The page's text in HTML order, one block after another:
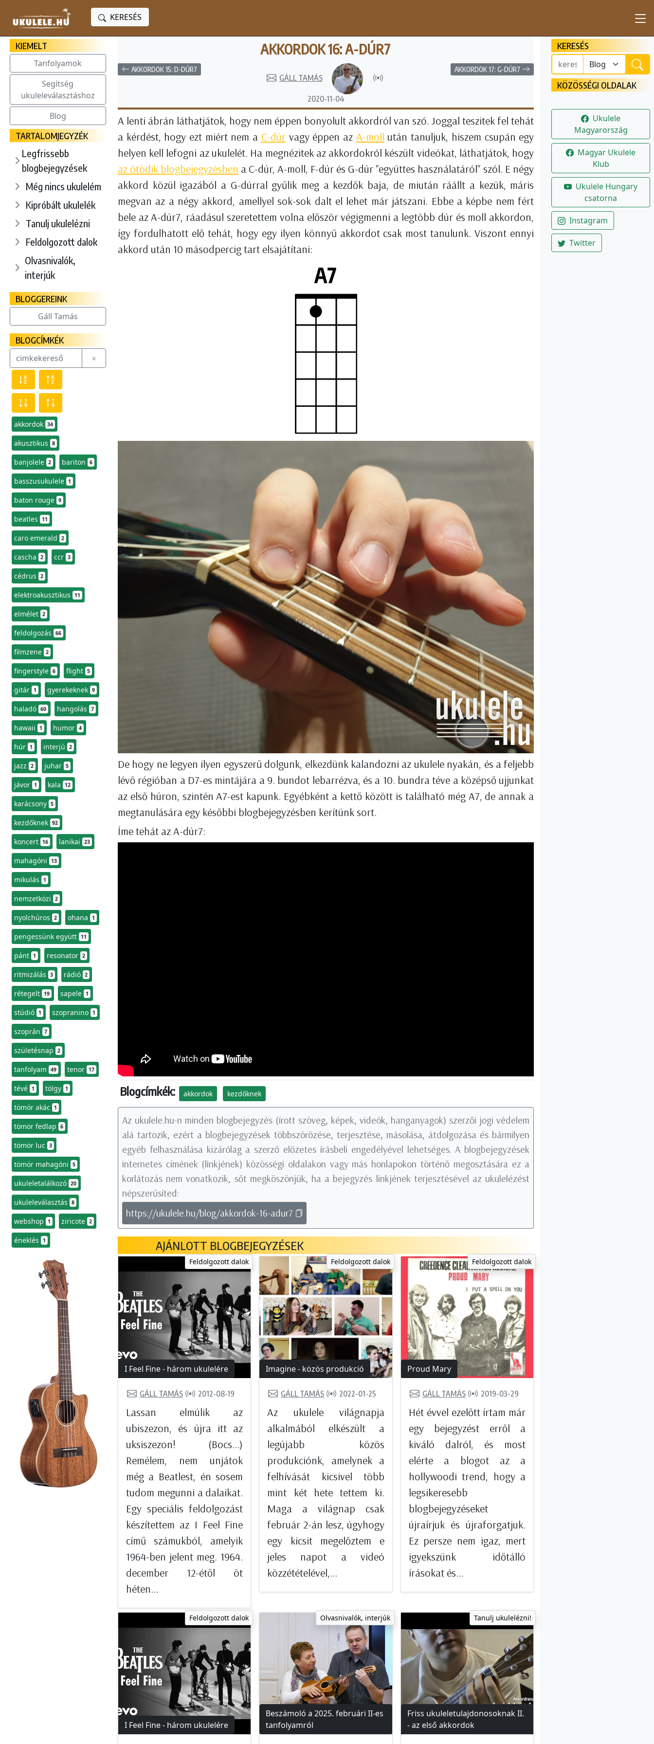
KERESÉS
KERESÉS
KÖZÖSSÉGI OLDALAK
Ukulele
Magyarország
Magyar Ukulele
Klub
Ukulele Hungary
csatorna
Instagram
Twitter
KIEMELT
Tanfolyamok
Segítség
ukuleleválasztáshoz
Blog
TARTALOMJEGYZÉK
Legfrissebb
blogbejegyzések
Még nincs ukulelém
Kipróbált ukulelék
Tanulj ukulelézni
Feldolgozott dalok
Olvasnivalók,
interjúk
BLOGGEREINK
Gáll Tamás
BLOGCÍMKÉK
akkordok 34
akusztikus 8
banjolele 2 bariton 6
basszusukulele 1
baton rouge 9
beatles 11
caro emerald 2
cascha 2 ccr 3
cédrus 2
elektroakusztikus 11
elmélet 2
feldolgozás 66
filmzene 2
fingerstyle 6 flight 5
gitár 1 gyerekeknek 9
haladó 60 hangolás 7
hawaii 1 humor 4
húr 1 interjú 2
jazz 2 juhar 5
jávor 1 kala 12
karácsony 5
kezdőknek 92
koncert 16 lanikai 23
mahagóni 13
mikulás 1
nemzetközi 2
nyolchúros 2 ohana 1
pengessünk együtt 11
pánt 1 resonator 2
ritmizálás 3 rádió 2
rétegelt 19 sapele 1
stúdió 1 szopranino 1
szoprán 7
születésnap 2
tanfolyam 49 tenor 17
tévé 1 tölgy 1
tömör akác 1
tömör fedlap 6
tömör luc 3
tömör mahagóni 5
ukuleletalálkozó 20
ukuleleválasztás 8
webshop 1 ziricote 2
éneklés 1
AKKORDOK 16: A-DÚR7
AKKORDOK 15: D-DÚR7
GÁLL TAMÁS
2020-11-04
AKKORDOK 17: G-DÚR7
A lenti ábrán láthatjátok, hogy nem éppen bonyolult akkordról van szó. Joggal teszitek fel tehát
a kérdést, hogy ezt miért nem a C-dúrvagy éppen az A-moll után tanuljuk, hiszem csupán egy
helyen kell lefogni az ukulelét. Ha megnézitek az akkordokról készült videókat, láthatjátok, hogy
az ötödik blogbejegyzésben a C-dúr, A-moll, F-dúr és G-dúr "együttes használatáról" szól. E négy
akkord közül igazából a G-dúrral gyűlik meg a kezdők baja, de miután ráállt a kezük, máris
megvan az a négy akkord, amellyel sok-sok dalt el lehet már játszani. Ebbe a képbe nem fért
bele az A-dúr7, ráadásul szeretettem volna először végigmenni a legtöbb dúr és moll akkordon,
így fordulhatott elő tehát, hogy egy ilyen könnyű akkordot csak most tanulunk. Viszont ennyi
akkord után 10 másodpercig tart elsajátítani:
De hogy ne legyen ilyen egyszerű dolgunk, elkezdünk kalandozni az ukulele nyakán, és a feljebb
lévő régióban a D7-es mintájára a 9. bundot lebarrézva, és a 10. bundra téve a középső ujjunkat
az első húron, szintén A7-est kapunk. Egyébként a kettő között is található még A7, de annak a
megtanulására egy későbbi blogbejegyzésben kerítünk sort.
Íme tehát az A-dúr7:
Blogcímkék: akkordok kezdőknek
Az ukulele.hu-n minden blogbejegyzés (írott szöveg, képek, videók, hanganyagok) szerzői jogi védelem
alá tartozik, ezért a blogbejegyzések többszörözése, terjesztése, másolása, átdolgozása és bármilyen
egyéb felhasználása kizárólag a szerző előzetes írásbeli engedélyével lehetséges. A blogbejegyzések
internetes címének (linkjének) közösségi oldalakon vagy más honlapokon történő megosztására ez a
korlátozás nem vonatkozik, sőt megköszönjük, ha a bejegyzés linkjének terjesztésével az ukulelézést
népszerűsíted:
https://ukulele.hu/blog/akkordok-16-adur7
AJÁNLOTT BLOGBEJEGYZÉSEK
Feldolgozott dalok
I Feel Fine - három ukulelére
GÁLL TAMÁS 2012-08-19
Lassan elmúlik az
ubiszezon, és újra itt az
uksiszezon! (Bocs...)
Remélem, nem unjátok
még a Beatlest, én sosem
tudom megunni a dalaikat.
Egy speciális feldolgozást
készítettem az I Feel Fine
című számukból, amelyik
1964-ben jelent meg. 1964.
december 12-étől öt
héten...
Feldolgozott dalok
Imagine - közös produkció
GÁLL TAMÁS 2022-01-25
Az ukulele világnapja
alkalmából elkészült a
legújabb közös
produkciónk, amelynek a
felhívását kicsivel több
mint két hete tettem ki.
Maga a világnap csak
február 2-án lesz, úgyhogy
egy kicsit megelőztem e
jeles napot a videó
közzétételével,...
Feldolgozott dalok
Proud Mary
GÁLL TAMÁS 2019-03-29
Hét évvel ezelőtt írtam már
egy bejegyzést erről a
kiváló dalról, és most
elérte a blogot az a
hollywoodi trend, hogy a
legsikeresebb
blogbejegyzéseket
újraírjuk és újraforgatjuk.
Ez persze nem igaz, mert
igyekszünk időtálló
írásokat és...
Feldolgozott dalok
I Feel Fine - három ukulelére
Olvasnivalók, interjúk
Beszámoló a 2025. februári II-es
tanfolyamról
Tanulj ukulelézni!
Friss ukuleletulajdonosoknak II.
- az első akkordok